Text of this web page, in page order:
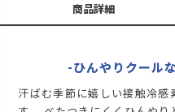
M
LL
商品詳細
-ひんやりクール
汗ばむ季節に嬉しい接触冷感